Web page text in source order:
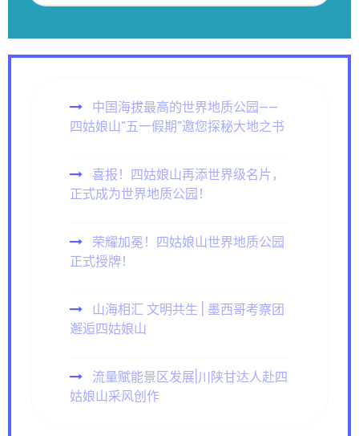
中国海拔最高的世界地质公园——
四姑娘山“五一假期”邀您探秘大地之书
喜报！四姑娘山再添世界级名片，
正式成为世界地质公园！
荣耀加冕！四姑娘山世界地质公园
正式授牌！
山海相汇 文明共生 | 墨西哥考察团
邂逅四姑娘山
流量赋能景区发展|川陕甘达人赴四
姑娘山采风创作